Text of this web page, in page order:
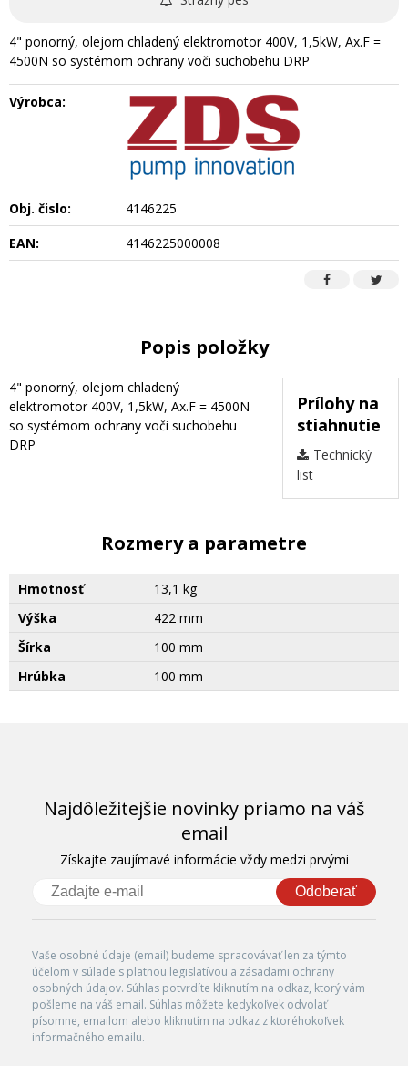
4" ponorný, olejom chladený elektromotor 400V, 1,5kW, Ax.F =
4500N so systémom ochrany voči suchobehu DRP
Výrobca:
Obj. čislo:
4146225
EAN:
4146225000008
Popis položky
Prílohy na
stiahnutie
Technický
list
4" ponorný, olejom chladený
elektromotor 400V, 1,5kW, Ax.F = 4500N
so systémom ochrany voči suchobehu
DRP
Rozmery a parametre
Hmotnosť
13,1 kg
Výška
422 mm
Šírka
100 mm
Hrúbka
100 mm
Najdôležitejšie novinky priamo na váš
email
Získajte zaujímavé informácie vždy medzi prvými
Odoberať
Vaše osobné údaje (email) budeme spracovávať len za týmto
účelom v súlade s platnou legislatívou a zásadami ochrany
osobných údajov. Súhlas potvrdíte kliknutím na odkaz, ktorý vám
pošleme na váš email. Súhlas môžete kedykoľvek odvolať
písomne, emailom alebo kliknutím na odkaz z ktoréhokoľvek
informačného emailu.